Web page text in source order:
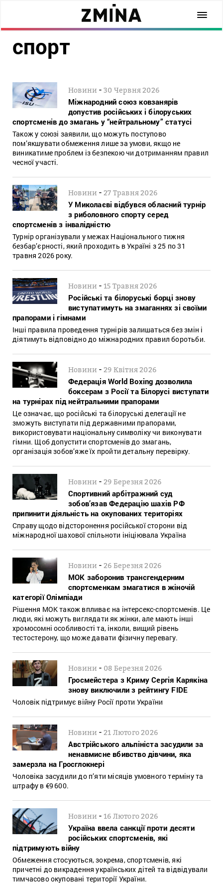
спорт
Новини -30 Червня 2026
Міжнародний союз ковзанярів
допустив російських і білоруських
спортсменів до змагань у “нейтральному” статусі
Також у союзі заявили, що можуть поступово
пом’якшувати обмеження лише за умови, якщо не
виникатиме проблем із безпекою чи дотриманням правил
чесної участі.
Новини -27 Травня 2026
У Миколаєві відбувся обласний турнір
з риболовного спорту серед
спортсменів з інвалідністю
Турнір організували у межах Національного тижня
безбар’єрності, який проходить в Україні з 25 по 31
травня 2026 року.
Новини -15 Травня 2026
Російські та білоруські борці знову
виступатимуть на змаганнях зі своїми
прапорами і гімнами
Інші правила проведення турнірів залишаться без змін і
діятимуть відповідно до міжнародних правил боротьби.
Новини -29 Квітня 2026
Федерація World Boxing дозволила
боксерам з Росії та Білорусі виступати
на турнірах під нейтральними прапорами
Це означає, що російські та білоруські делегації не
зможуть виступати під державними прапорами,
використовувати національну символіку чи виконувати
гімни. Щоб допустити спортсменів до змагань,
організація зобов’яже їх пройти детальну перевірку.
Новини -29 Березня 2026
Спортивний арбітражний суд
зобов’язав Федерацію шахів РФ
припинити діяльність на окупованих територіях
Справу щодо відсторонення російської сторони від
міжнародної шахової спільноти ініціювала Україна
Новини -26 Березня 2026
МОК заборонив трансгендерним
спортсменкам змагатися в жіночій
категорії Олімпіади
Рішення МОК також впливає на інтерсекс-спортсменів. Це
люди, які можуть виглядати як жінки, але мають інші
хромосомні особливості та, інколи, вищий рівень
тестостерону, що може давати фізичну перевагу.
Новини - 08 Березня 2026
Гросмейстера з Криму Сергія Карякіна
знову виключили з рейтингу FIDE
Чоловік підтримує війну Росії проти України
Новини -21 Лютого 2026
Австрійського альпініста засудили за
ненавмисне вбивство дівчини, яка
замерзла на Гросглокнері
Чоловіка засудили до п’яти місяців умовного терміну та
штрафу в €9 600.
Новини -16 Лютого 2026
Україна ввела санкції проти десяти
російських спортсменів, які
підтримують війну
Обмеження стосуються, зокрема, спортсменів, які
причетні до викрадення українських дітей та відвідували
тимчасово окуповані території України.